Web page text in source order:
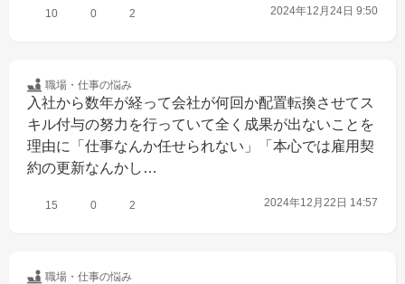
10 0 2 2024年12月24日 9:50
職場・仕事の悩み
入社から数年が経って会社が何回か配置転換させてス
キル付与の努力を行っていて全く成果が出ないことを
理由に「仕事なんか任せられない」「本心では雇用契
約の更新なんかし…
15 0 2 2024年12月22日 14:57
職場・仕事の悩み